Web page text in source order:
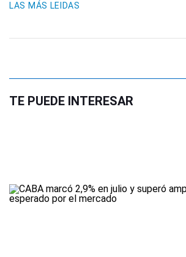
LAS MÁS LEIDAS
TE PUEDE INTERESAR